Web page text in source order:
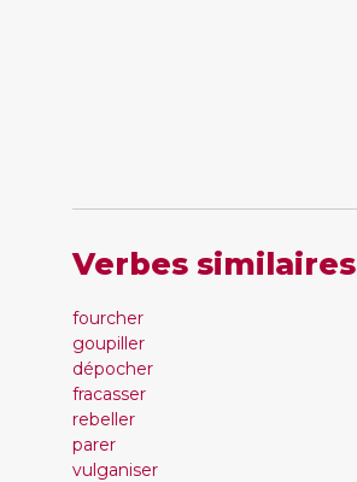
Verbes similaires
fourcher
goupiller
dépocher
fracasser
rebeller
parer
vulganiser